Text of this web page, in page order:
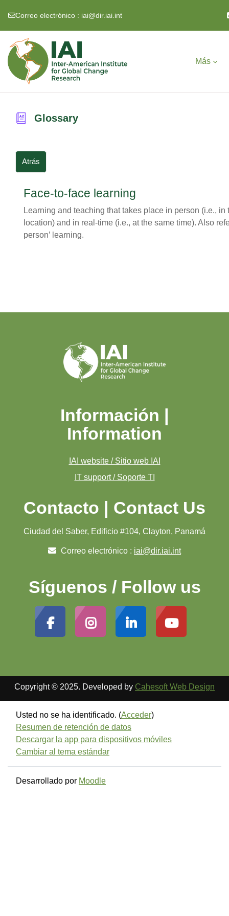
Correo electrónico : iai@dir.iai.int
Más
Glossary
Atrás
Face-to-face learning
Learning and teaching that takes place in person (i.e., in
location) and in real-time (i.e., at the same time). Also
person’ learning.
Información |
Information
IAI website / Sitio web IAI
IT support / Soporte TI
Contacto | Contact Us
Ciudad del Saber, Edificio #104, Clayton, Panamá
Correo electrónico : iai@dir.iai.int
Síguenos / Follow us
Copyright © 2025. Developed by Cahesoft Web Design
Usted no se ha identificado. (Acceder)
Resumen de retención de datos
Descargar la app para dispositivos móviles
Cambiar al tema estándar
Desarrollado por Moodle